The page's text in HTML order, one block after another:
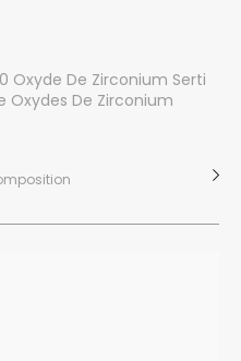
Oxyde De Zirconium Serti
Oxydes De Zirconium